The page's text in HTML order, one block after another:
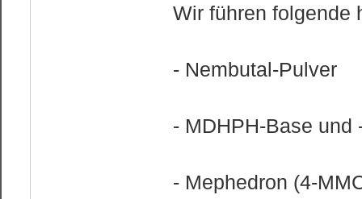
Wir führen folgende
- Nembutal-Pulver
- MDHPH-Base und
- Mephedron (4-